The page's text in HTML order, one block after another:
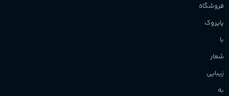
فروشگاه
پاپروک
با
شعار
زیبایی
به